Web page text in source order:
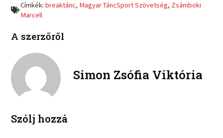
o
k
n
n
e
n
e
Címkék:breaktánc, Magyar TáncSport Szövetség, Zsámboki
Marcell
A szerzőről
Simon Zsófia Viktória
Szólj hozzá